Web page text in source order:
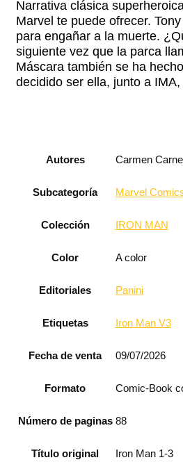
Narrativa clásica
Marvel te puede ofrecer.
para engañar a la muerte.
siguiente vez que la parca
Máscara también se ha
decidido ser ella, junto a
Autores Carmen
Subcategoría Marvel
Colección IRON MAN
Color A color
Editoriales Panini
Etiquetas Iron Man V3
Fecha de venta 09/07/2026
Formato Comic-Book
Número de paginas 88
Título original Iron Man 1-3